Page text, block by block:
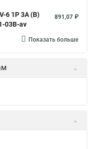
6 1P 3A (B)
03B-av
891,07 ₽
Показать больше